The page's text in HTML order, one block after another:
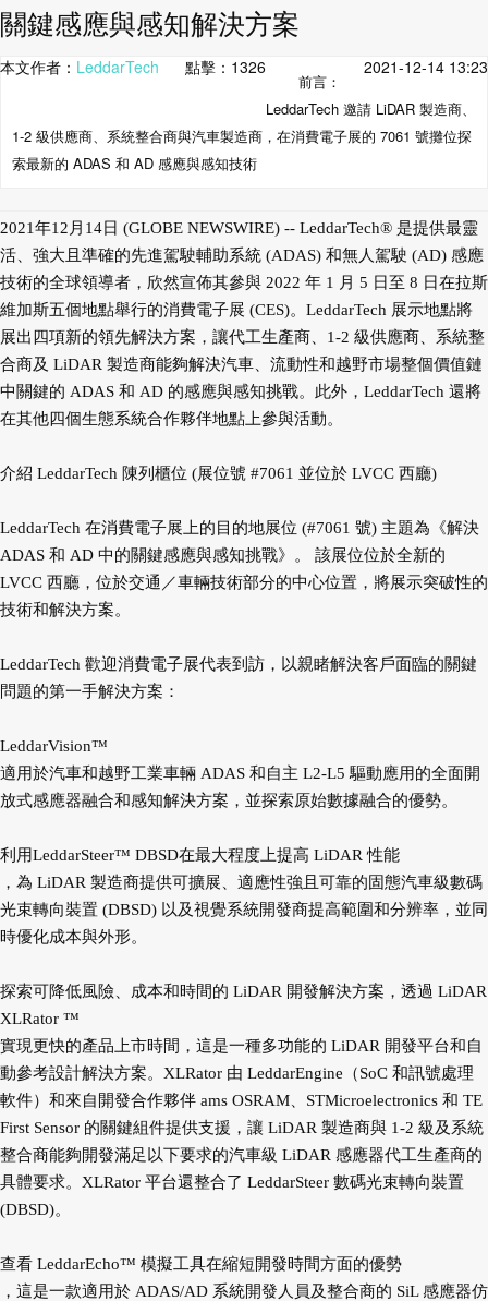
關鍵感應與感知解決方案
本文作者： LeddarTech 點擊： 1326 2021-12-14 13:23
前言：
LeddarTech 邀請 LiDAR 製造商、
1-2 級供應商、系統整合商與汽車製造商，在消費電子展的 7061 號攤位探
索最新的 ADAS 和 AD 感應與感知技術
2021年12月14日 (GLOBE NEWSWIRE) -- LeddarTech® 是提供最靈
活、強大且準確的先進駕駛輔助系統 (ADAS) 和無人駕駛 (AD) 感應
技術的全球領導者，欣然宣佈其參與 2022 年 1 月 5 日至 8 日在拉斯
維加斯五個地點舉行的消費電子展 (CES)。LeddarTech 展示地點將
展出四項新的領先解決方案，讓代工生產商、1-2 級供應商、系統整
合商及 LiDAR 製造商能夠解決汽車、流動性和越野市場整個價值鏈
中關鍵的 ADAS 和 AD 的感應與感知挑戰。此外，LeddarTech 還將
在其他四個生態系統合作夥伴地點上參與活動。
介紹 LeddarTech 陳列櫃位 (展位號 #7061 並位於 LVCC 西廳)
LeddarTech 在消費電子展上的目的地展位 (#7061 號) 主題為《解決
ADAS 和 AD 中的關鍵感應與感知挑戰》。 該展位位於全新的
LVCC 西廳，位於交通／車輛技術部分的中心位置，將展示突破性的
技術和解決方案。
LeddarTech 歡迎消費電子展代表到訪，以親睹解決客戶面臨的關鍵
問題的第一手解決方案：
LeddarVision™
適用於汽車和越野工業車輛 ADAS 和自主 L2-L5 驅動應用的全面開
放式感應器融合和感知解決方案，並探索原始數據融合的優勢。
利用LeddarSteer™ DBSD在最大程度上提高 LiDAR 性能
，為 LiDAR 製造商提供可擴展、適應性強且可靠的固態汽車級數碼
光束轉向裝置 (DBSD) 以及視覺系統開發商提高範圍和分辨率，並同
時優化成本與外形。
探索可降低風險、成本和時間的 LiDAR 開發解決方案，透過 LiDAR
XLRator ™
實現更快的產品上市時間，這是一種多功能的 LiDAR 開發平台和自
動參考設計解決方案。XLRator 由 LeddarEngine（SoC 和訊號處理
軟件）和來自開發合作夥伴 ams OSRAM、STMicroelectronics 和 TE
First Sensor 的關鍵組件提供支援，讓 LiDAR 製造商與 1-2 級及系統
整合商能夠開發滿足以下要求的汽車級 LiDAR 感應器代工生產商的
具體要求。XLRator 平台還整合了 LeddarSteer 數碼光束轉向裝置
(DBSD)。
查看 LeddarEcho™ 模擬工具在縮短開發時間方面的優勢
，這是一款適用於 ADAS/AD 系統開發人員及整合商的 SiL 感應器仿